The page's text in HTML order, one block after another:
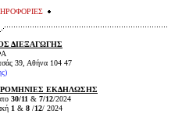
ΔΙΕΞΑΓΩΓΗΣ
39, Αθήνα 104 47
)
ΕΚΔΗΛΩΣΗΣ
30/11 & 7/12/2024
1 & 8 /12/ 2024